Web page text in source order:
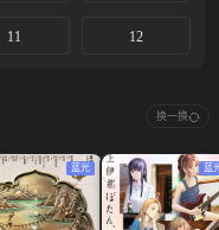
11 12
换一换
蓝光 蓝